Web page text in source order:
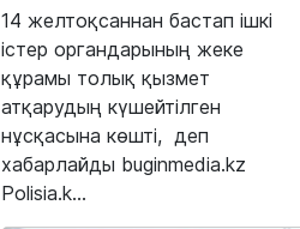
14 желтоқсаннан бастап ішкі
істер органдарының жеке
құрамы толық қызмет
атқарудың күшейтілген
нұсқасына көшті, деп
хабарлайды buginmedia.kz
Polisia.k...